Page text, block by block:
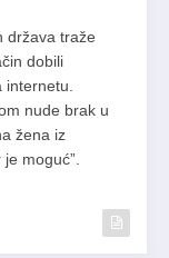
država traže
dobili
nude brak u
žena iz
moguć”.